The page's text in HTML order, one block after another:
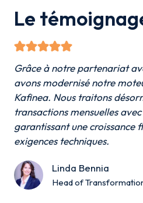
Le
Grâce à notre partenariat
avons modernisé notre
Kafinea. Nous traitons
transactions mensuelles
garantissant une croissance
exigences techniques.
Linda Bennia
Head of